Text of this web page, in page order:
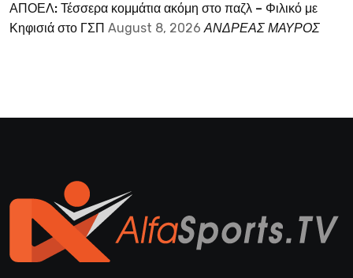
ΑΠΟΕΛ: Τέσσερα κομμάτια ακόμη στο παζλ – Φιλικό με
Κηφισιά στο ΓΣΠ August 8, 2026 ΑΝΔΡΕΑΣ ΜΑΥΡΟΣ